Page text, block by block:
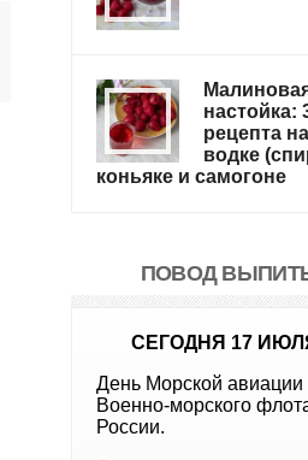
настойка:
рецепта на
водке
коньяке и самогоне
ПОВОД
СЕГОДНЯ 17
День Морской авиации
Военно-морского
России.